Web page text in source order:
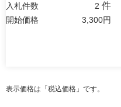
入札件数 2 件
開始価格 3,300円
表示価格は「税込価格」です。